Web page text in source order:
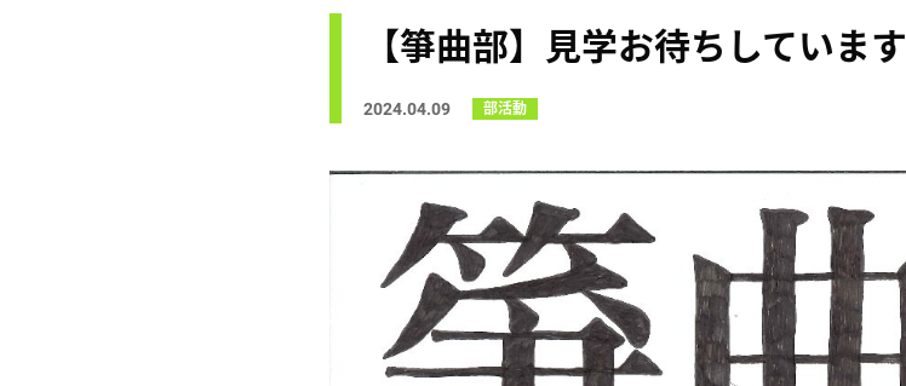
【箏曲部】見学お待ちしています
2024.04.09 部活動